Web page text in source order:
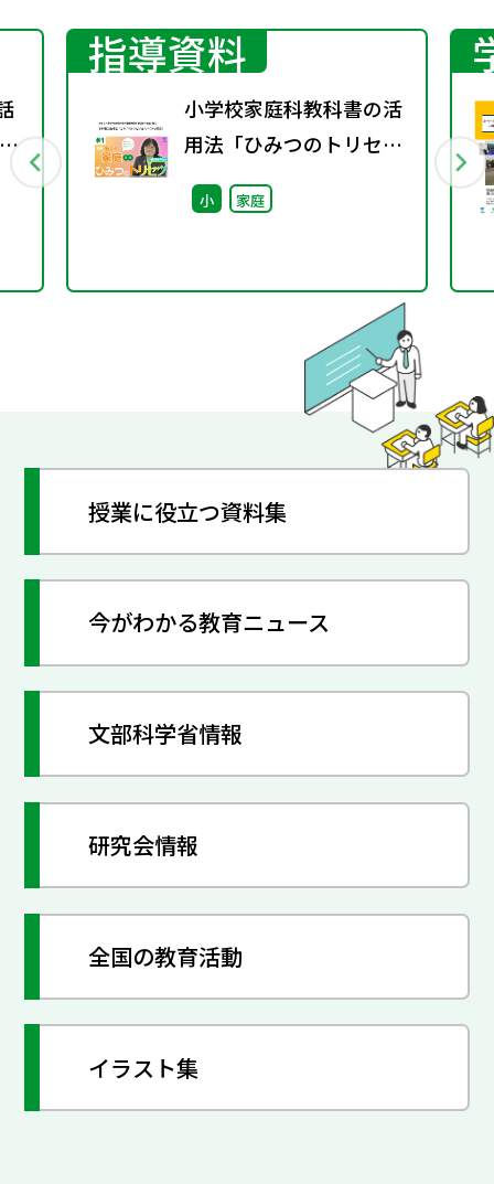
指導資料
小学校家庭科教科書の活
用法「ひみつのトリセ
ツ」
小 家庭
授業に役立つ資料集
今がわかる教育ニュース
文部科学省情報
研究会情報
全国の教育活動
イラスト集